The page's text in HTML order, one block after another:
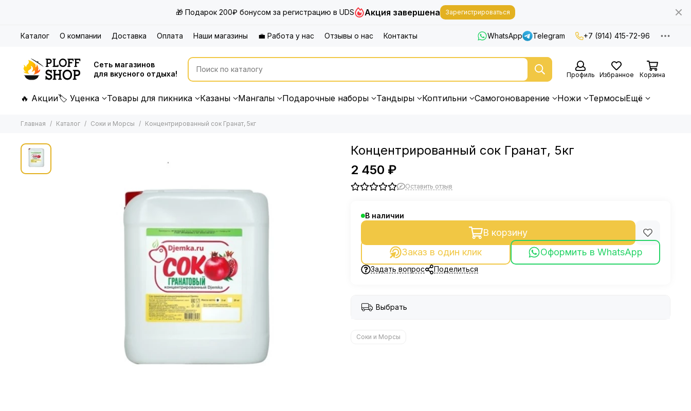
🎁 Подарок 200₽ бонусом за регистрацию в UDS Акция завершена Зарегистрироваться
Каталог О компании Доставка Оплата Наши магазины 💼 Работа у нас Отзывы о нас Контакты WhatsApp Telegram +7 (914) 415-72-96
Сеть магазинов
для вкусного отдыха!
Профиль Избранное Корзина
🔥 Акции🏷 Уценка Товары для пикника Казаны Мангалы Подарочные наборы Тандыры Коптильни Самогоноварение Ножи ТермосыЕщё
Главная Каталог Соки и Морсы Концентрированный сок Гранат, 5кг
Концентрированный сок Гранат, 5кг
2 450 ₽
Оставить отзыв
В наличии
В корзину
Заказ в один клик
Оформить в WhatsApp
Задать вопрос Поделиться
Выбрать
Соки и Морсы